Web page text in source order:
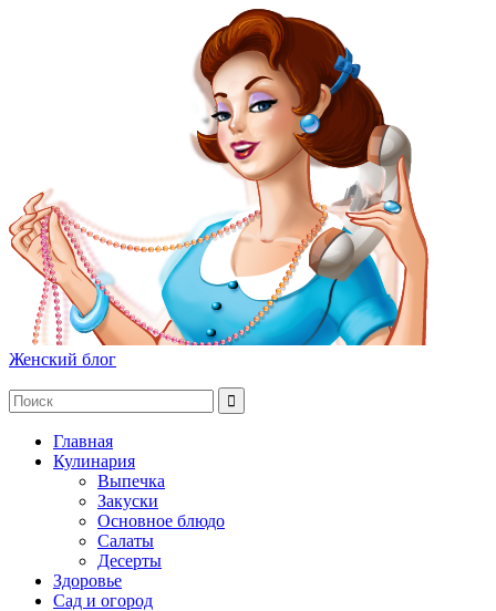
Женский блог
Главная
Кулинария
Выпечка
Закуски
Основное блюдо
Салаты
Десерты
Здоровье
Сад и огород